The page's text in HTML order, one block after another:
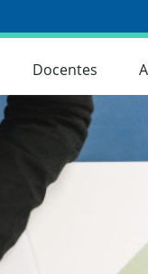
Docentes